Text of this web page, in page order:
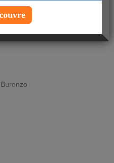
à un régime si vos recettes
! Vous allez tout